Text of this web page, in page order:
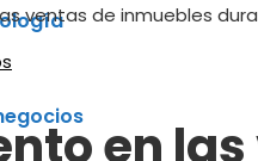
ventas de inmuebles
en